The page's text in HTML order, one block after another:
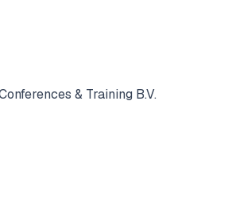
& Training B.V.